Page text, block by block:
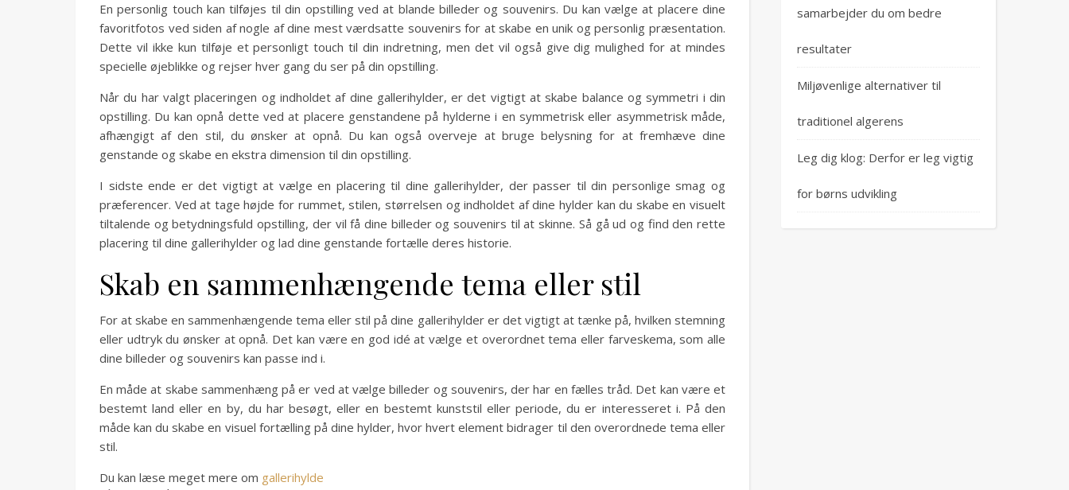
En personlig touch kan tilføjes til din opstilling ved at blande billeder og souvenirs. Du kan vælge at placere dine
favoritfotos ved siden af nogle af dine mest værdsatte souvenirs for at skabe en unik og personlig præsentation.
Dette vil ikke kun tilføje et personligt touch til din indretning, men det vil også give dig mulighed for at mindes
specielle øjeblikke og rejser hver gang du ser på din opstilling.
Når du har valgt placeringen og indholdet af dine gallerihylder, er det vigtigt at skabe balance og symmetri i din
opstilling. Du kan opnå dette ved at placere genstandene på hylderne i en symmetrisk eller asymmetrisk måde,
afhængigt af den stil, du ønsker at opnå. Du kan også overveje at bruge belysning for at fremhæve dine
genstande og skabe en ekstra dimension til din opstilling.
I sidste ende er det vigtigt at vælge en placering til dine gallerihylder, der passer til din personlige smag og
præferencer. Ved at tage højde for rummet, stilen, størrelsen og indholdet af dine hylder kan du skabe en visuelt
tiltalende og betydningsfuld opstilling, der vil få dine billeder og souvenirs til at skinne. Så gå ud og find den rette
placering til dine gallerihylder og lad dine genstande fortælle deres historie.
Skab en sammenhængende tema eller stil
For at skabe en sammenhængende tema eller stil på dine gallerihylder er det vigtigt at tænke på, hvilken stemning
eller udtryk du ønsker at opnå. Det kan være en god idé at vælge et overordnet tema eller farveskema, som alle
dine billeder og souvenirs kan passe ind i.
En måde at skabe sammenhæng på er ved at vælge billeder og souvenirs, der har en fælles tråd. Det kan være et
bestemt land eller en by, du har besøgt, eller en bestemt kunststil eller periode, du er interesseret i. På den
måde kan du skabe en visuel fortælling på dine hylder, hvor hvert element bidrager til den overordnede tema eller
stil.
Du kan læse meget mere om gallerihylde
samarbejder du om bedre
resultater
Miljøvenlige alternativer til
traditionel algerens
Leg dig klog: Derfor er leg vigtig
for børns udvikling